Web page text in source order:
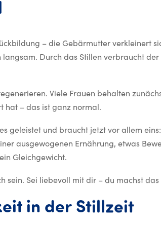
– die Gebärmutter verkleinert
Durch das Stillen verbraucht
Viele Frauen behalten
hat – das ist ganz normal.
geleistet und braucht jetzt vor allem
ausgewogenen Ernährung, etwas
Gleichgewicht.
sein. Sei liebevoll mit dir – du machst
in der Stillzeit